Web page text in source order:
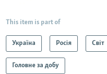
This item is part of
Україна Росія Світ
Головне за добу